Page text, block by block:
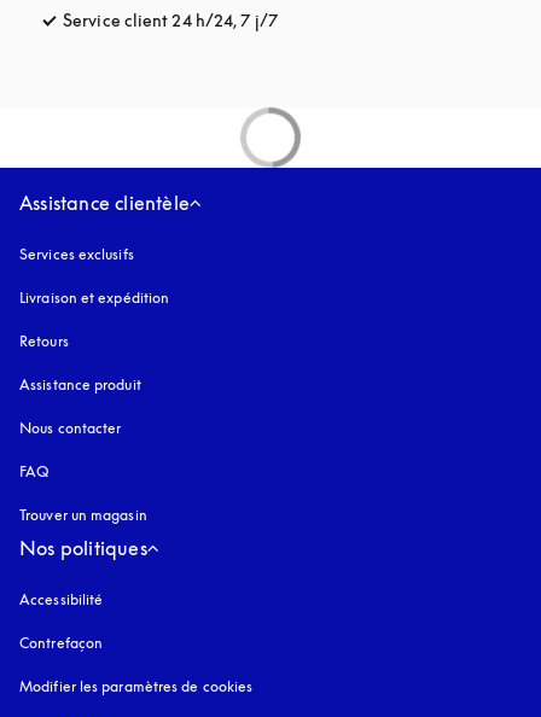
Service client 24 h/24, 7 j/7s’ouvre dans un nouvel onglet
Assistance clientèle
Services exclusifs
Livraison et expédition
Retours
Assistance produit
Nous contacter
FAQ
Trouver un magasin
Nos politiques
Accessibilité
Contrefaçon
Modifier les paramètres de cookies